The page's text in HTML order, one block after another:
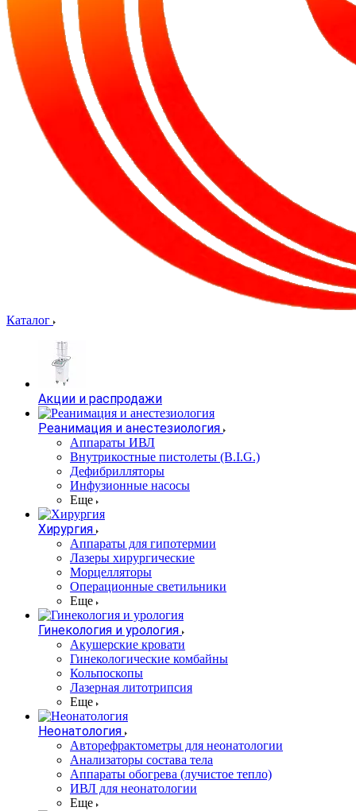
Каталог
Акции и распродажи
Реанимация и анестезиология
Аппараты ИВЛ
Внутрикостные пистолеты (B.I.G.)
Дефибрилляторы
Инфузионные насосы
Еще
Хирургия
Аппараты для гипотермии
Лазеры хирургические
Морцелляторы
Операционные светильники
Еще
Гинекология и урология
Акушерские кровати
Гинекологические комбайны
Кольпоскопы
Лазерная литотрипсия
Еще
Неонатология
Авторефрактометры для неонатологии
Анализаторы состава тела
Аппараты обогрева (лучистое тепло)
ИВЛ для неонатологии
Еще